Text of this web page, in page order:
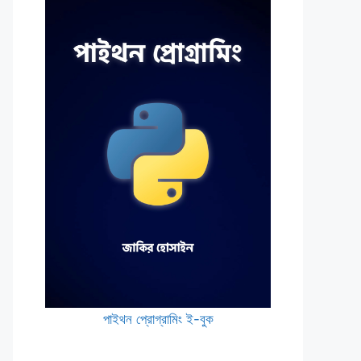
পাইথন প্রোগ্রামিং ই-বুক